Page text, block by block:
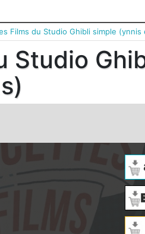
Films du Studio Ghibli simple (ynnis
Studio